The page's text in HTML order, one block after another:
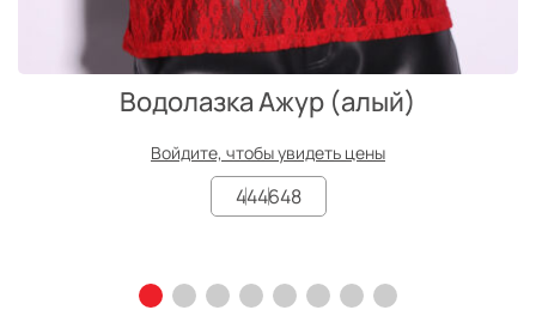
Водолазка Ажур (алый)
Войдите, чтобы увидеть цены
444648